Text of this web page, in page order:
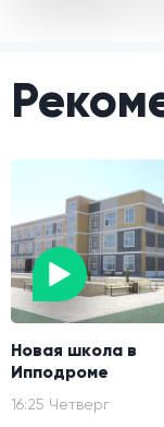
Новая школа в
Ипподроме
16:25 Четверг